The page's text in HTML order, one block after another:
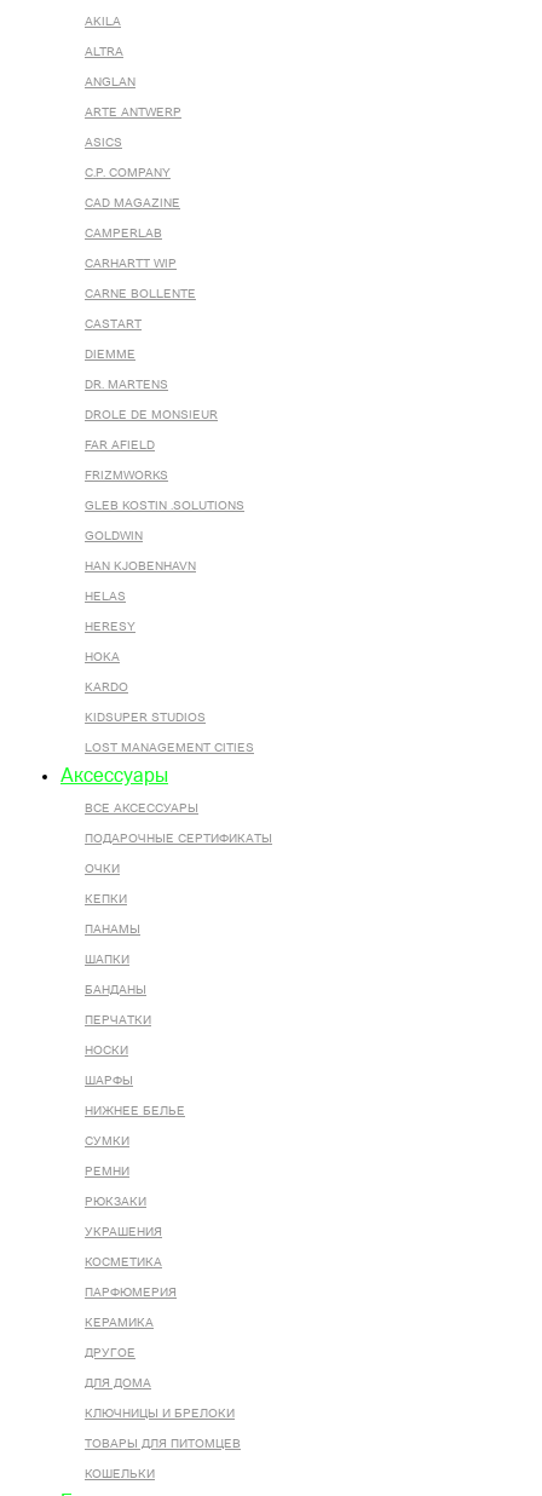
AKILA
ALTRA
ANGLAN
ARTE ANTWERP
ASICS
C.P. COMPANY
CAD MAGAZINE
CAMPERLAB
CARHARTT WIP
CARNE BOLLENTE
CASTART
DIEMME
DR. MARTENS
DROLE DE MONSIEUR
FAR AFIELD
FRIZMWORKS
GLEB KOSTIN .SOLUTIONS
GOLDWIN
HAN KJOBENHAVN
HELAS
HERESY
HOKA
KARDO
KIDSUPER STUDIOS
LOST MANAGEMENT CITIES
Аксессуары
ВСЕ AКСЕССУАРЫ
ПОДАРОЧНЫЕ СЕРТИФИКАТЫ
ОЧКИ
КЕПКИ
ПАНАМЫ
ШАПКИ
БАНДАНЫ
ПЕРЧАТКИ
НОСКИ
ШАРФЫ
НИЖНЕЕ БЕЛЬЕ
СУМКИ
РЕМНИ
РЮКЗАКИ
УКРАШЕНИЯ
КОСМЕТИКА
ПАРФЮМЕРИЯ
КЕРАМИКА
ДРУГОЕ
ДЛЯ ДОМА
КЛЮЧНИЦЫ И БРЕЛОКИ
ТОВАРЫ ДЛЯ ПИТОМЦЕВ
КОШЕЛЬКИ